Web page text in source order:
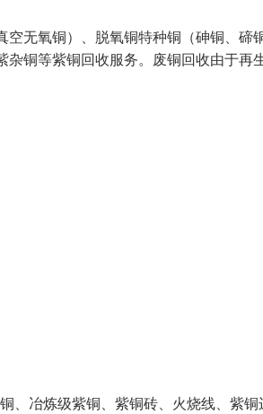
无氧铜）、脱氧铜特种铜（砷铜、碲
铜等紫铜回收服务。废铜回收由于再
、冶炼级紫铜、紫铜砖、火烧线、紫